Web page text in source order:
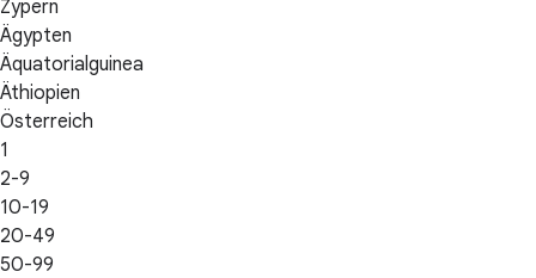
Zypern
Ägypten
Äquatorialguinea
Äthiopien
Österreich
1
2-9
10-19
20-49
50-99